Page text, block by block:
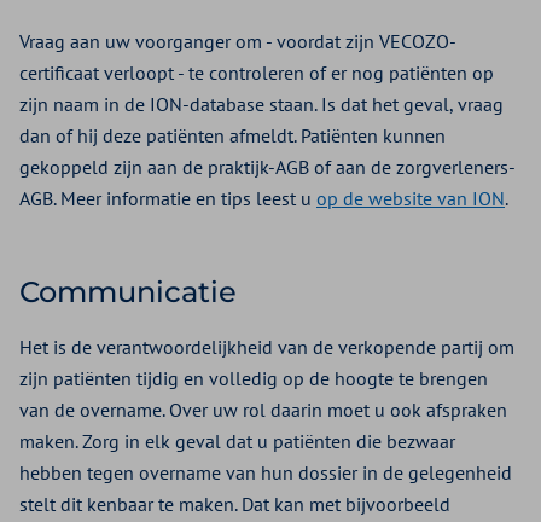
Vraag aan uw voorganger om - voordat zijn VECOZO-
certificaat verloopt - te controleren of er nog patiënten op
zijn naam in de ION-database staan. Is dat het geval, vraag
dan of hij deze patiënten afmeldt. Patiënten kunnen
gekoppeld zijn aan de praktijk-AGB of aan de zorgverleners-
AGB. Meer informatie en tips leest u op de website van ION.
Communicatie
Het is de verantwoordelijkheid van de verkopende partij om
zijn patiënten tijdig en volledig op de hoogte te brengen
van de overname. Over uw rol daarin moet u ook afspraken
maken. Zorg in elk geval dat u patiënten die bezwaar
hebben tegen overname van hun dossier in de gelegenheid
stelt dit kenbaar te maken. Dat kan met bijvoorbeeld